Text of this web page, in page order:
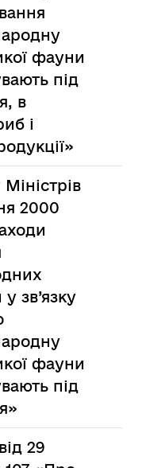
фауни
під
в
і
2000
зв’язку
фауни
під
29